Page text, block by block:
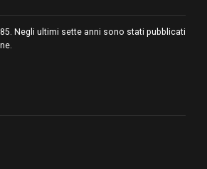
Negli ultimi sette anni sono stati pubblicati